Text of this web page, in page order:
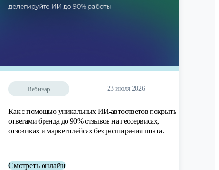
Вебинар 23 июля 2026
Как с помощью уникальных ИИ-автоответов покрыть
ответами бренда до 90% отзывов на геосервисах,
отзовиках и маркетплейсах без расширения штата.
Смотреть онлайн